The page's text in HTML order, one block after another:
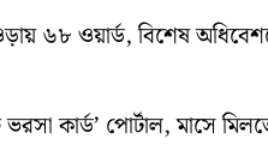
৬৮ ওয়ার্ড, বিশেষ
কার্ড’ পোর্টাল, মাসে